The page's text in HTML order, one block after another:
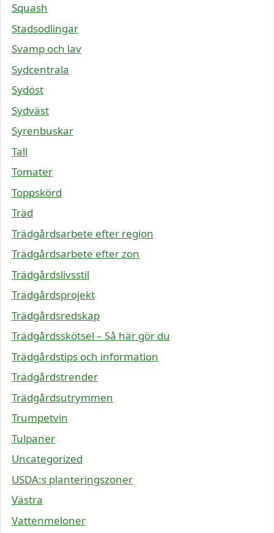
Squash
Stadsodlingar
Svamp och lav
Sydcentrala
Sydöst
Sydväst
Syrenbuskar
Tall
Tomater
Toppskörd
Träd
Trädgårdsarbete efter region
Trädgårdsarbete efter zon
Trädgårdslivsstil
Trädgårdsprojekt
Trädgårdsredskap
Trädgårdsskötsel – Så här gör du
Trädgårdstips och information
Trädgårdstrender
Trädgårdsutrymmen
Trumpetvin
Tulpaner
Uncategorized
USDA:s planteringszoner
Västra
Vattenmeloner